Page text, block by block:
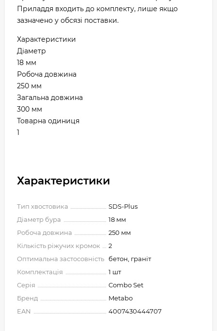
Приладдя входить до комплекту, лише якщо
зазначено у обсязі поставки.
Характеристики
Діаметр
18 мм
Робоча довжина
250 мм
Загальна довжина
300 мм
Товарна одиниця
1
Характеристики
Тип хвостовика
SDS-Plus
Діаметр бура
18 мм
Робоча довжина
250 мм
Кількість ріжучих кромок
2
Оптимальна застосовність
бетон, граніт
Комплектація
1 шт
Серія
Combo Set
Бренд
Metabo
EAN
4007430444707